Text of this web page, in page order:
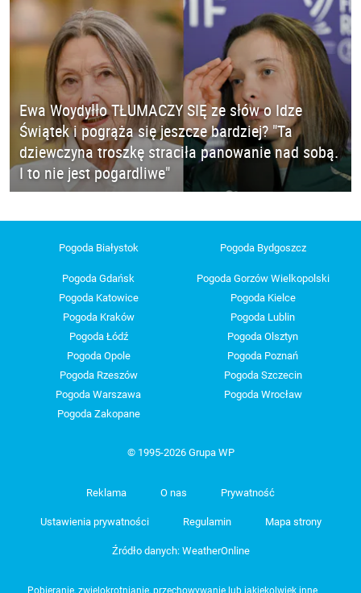
Ewa Woydyłło TŁUMACZY SIĘ ze słów o Idze
Świątek i pogrąża się jeszcze bardziej? "Ta
dziewczyna troszkę straciła panowanie nad sobą.
I to nie jest pogardliwe"
Pogoda Białystok Pogoda Bydgoszcz
Pogoda Gdańsk
Pogoda Gorzów Wielkopolski
Pogoda Katowice
Pogoda Kielce
Pogoda Kraków
Pogoda Lublin
Pogoda Łódź
Pogoda Olsztyn
Pogoda Opole
Pogoda Poznań
Pogoda Rzeszów
Pogoda Szczecin
Pogoda Warszawa
Pogoda Wrocław
Pogoda Zakopane
© 1995-2026 Grupa WP
Reklama O nas Prywatność
Ustawienia prywatności Regulamin Mapa strony
Źródło danych: WeatherOnline
Pobieranie, zwielokrotnianie, przechowywanie lub jakiekolwiek inne